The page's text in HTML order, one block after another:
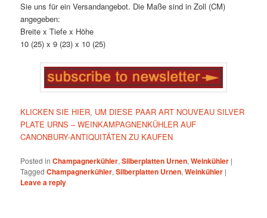
Sie uns für ein Versandangebot. Die Maße sind in Zoll (CM)
angegeben:
Breite x Tiefe x Höhe
10 (25) x 9 (23) x 10 (25)
KLICKEN SIE HIER, UM DIESE PAAR ART NOUVEAU SILVER
PLATE URNS – WEINKAMPAGNENKÜHLER AUF
CANONBURY-ANTIQUITÄTEN ZU KAUFEN
Posted in Champagnerkühler,Silberplatten Urnen,Weinkühler |
Tagged Champagnerkühler,Silberplatten Urnen,Weinkühler |
Leave a reply